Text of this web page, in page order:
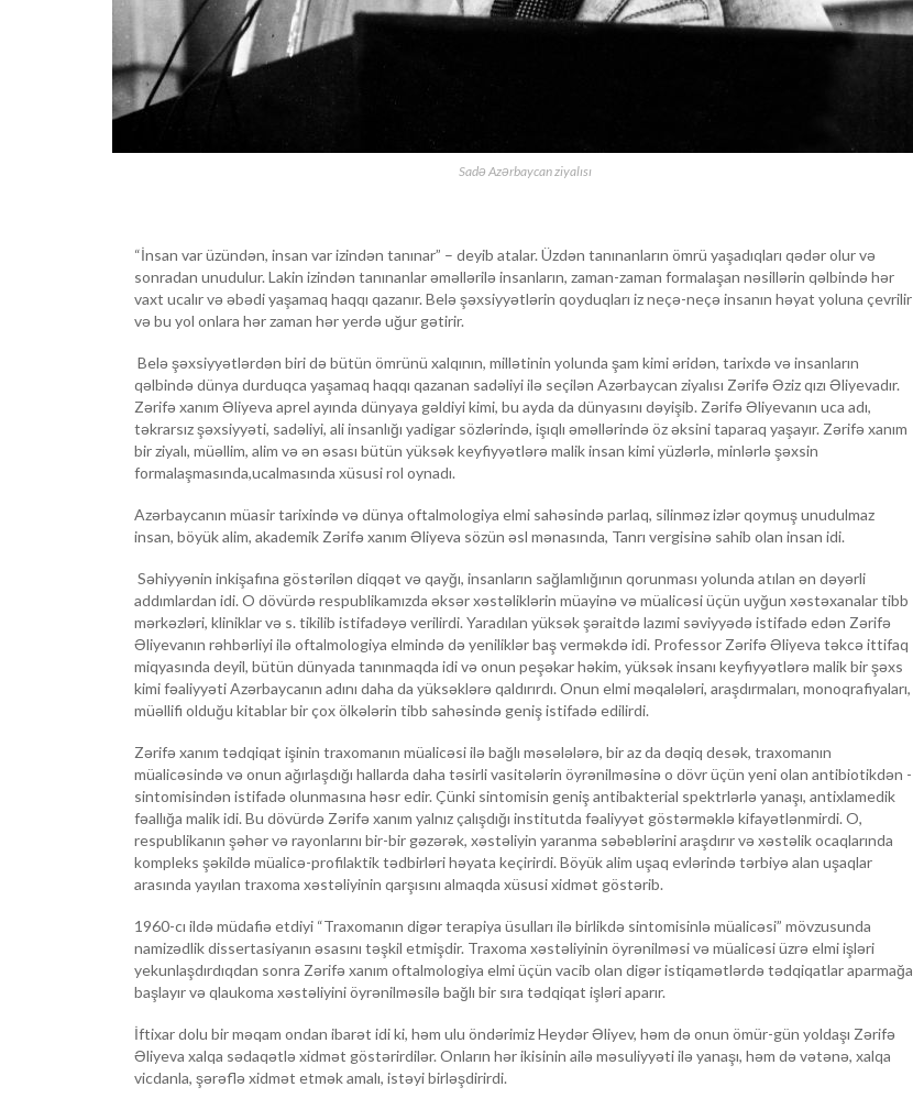
Sadə Azərbaycan ziyalısı
“İnsan var üzündən, insan var izindən tanınar” – deyib atalar. Üzdən tanınanların ömrü yaşadıqları qədər olur və
sonradan unudulur. Lakin izindən tanınanlar əməllərilə insanların, zaman-zaman formalaşan nəsillərin qəlbində hər
vaxt ucalır və əbədi yaşamaq haqqı qazanır. Belə şəxsiyyətlərin qoyduqları iz neçə-neçə insanın həyat yoluna çevrilir
və bu yol onlara hər zaman hər yerdə uğur gətirir.
Belə şəxsiyyətlərdən biri də bütün ömrünü xalqının, millətinin yolunda şam kimi əridən, tarixdə və insanların
qəlbində dünya durduqca yaşamaq haqqı qazanan sadəliyi ilə seçilən Azərbaycan ziyalısı Zərifə Əziz qızı Əliyevadır.
Zərifə xanım Əliyeva aprel ayında dünyaya gəldiyi kimi, bu ayda da dünyasını dəyişib. Zərifə Əliyevanın uca adı,
təkrarsız şəxsiyyəti, sadəliyi, ali insanlığı yadigar sözlərində, işıqlı əməllərində öz əksini taparaq yaşayır. Zərifə xanım
bir ziyalı, müəllim, alim və ən əsası bütün yüksək keyfiyyətlərə malik insan kimi yüzlərlə, minlərlə şəxsin
formalaşmasında,ucalmasında xüsusi rol oynadı.
Azərbaycanın müasir tarixində və dünya oftalmologiya elmi sahəsində parlaq, silinməz izlər qoymuş unudulmaz
insan, böyük alim, akademik Zərifə xanım Əliyeva sözün əsl mənasında, Tanrı vergisinə sahib olan insan idi.
Səhiyyənin inkişafına göstərilən diqqət və qayğı, insanların sağlamlığının qorunması yolunda atılan ən dəyərli
addımlardan idi. O dövürdə respublikamızda əksər xəstəliklərin müayinə və müalicəsi üçün uyğun xəstəxanalar tibb
mərkəzləri, kliniklar və s. tikilib istifadəyə verilirdi. Yaradılan yüksək şəraitdə lazımi səviyyədə istifadə edən Zərifə
Əliyevanın rəhbərliyi ilə oftalmologiya elmində də yeniliklər baş verməkdə idi. Professor Zərifə Əliyeva təkcə ittifaq
miqyasında deyil, bütün dünyada tanınmaqda idi və onun peşəkar həkim, yüksək insanı keyfiyyətlərə malik bir şəxs
kimi fəaliyyəti Azərbaycanın adını daha da yüksəklərə qaldırırdı. Onun elmi məqalələri, araşdırmaları, monoqrafiyaları,
müəllifi olduğu kitablar bir çox ölkələrin tibb sahəsində geniş istifadə edilirdi.
Zərifə xanım tədqiqat işinin traxomanın müalicəsi ilə bağlı məsələlərə, bir az da dəqiq desək, traxomanın
müalicəsində və onun ağırlaşdığı hallarda daha təsirli vasitələrin öyrənilməsinə o dövr üçün yeni olan antibiotikdən -
sintomisindən istifadə olunmasına həsr edir. Çünki sintomisin geniş antibakterial spektrlərlə yanaşı, antixlamedik
fəallığa malik idi. Bu dövürdə Zərifə xanım yalnız çalışdığı institutda fəaliyyət göstərməklə kifayətlənmirdi. O,
respublikanın şəhər və rayonlarını bir-bir gəzərək, xəstəliyin yaranma səbəblərini araşdırır və xəstəlik ocaqlarında
kompleks şəkildə müalicə-profilaktik tədbirləri həyata keçirirdi. Böyük alim uşaq evlərində tərbiyə alan uşaqlar
arasında yayılan traxoma xəstəliyinin qarşısını almaqda xüsusi xidmət göstərib.
1960-cı ildə müdafiə etdiyi “Traxomanın digər terapiya üsulları ilə birlikdə sintomisinlə müalicəsi” mövzusunda
namizədlik dissertasiyanın əsasını təşkil etmişdir. Traxoma xəstəliyinin öyrənilməsi və müalicəsi üzrə elmi işləri
yekunlaşdırdıqdan sonra Zərifə xanım oftalmologiya elmi üçün vacib olan digər istiqamətlərdə tədqiqatlar aparmağa
başlayır və qlaukoma xəstəliyini öyrənilməsilə bağlı bir sıra tədqiqat işləri aparır.
İftixar dolu bir məqam ondan ibarət idi ki, həm ulu öndərimiz Heydər Əliyev, həm də onun ömür-gün yoldaşı Zərifə
Əliyeva xalqa sədaqətlə xidmət göstərirdilər. Onların hər ikisinin ailə məsuliyyəti ilə yanaşı, həm də vətənə, xalqa
vicdanla, şərəflə xidmət etmək amalı, istəyi birləşdirirdi.